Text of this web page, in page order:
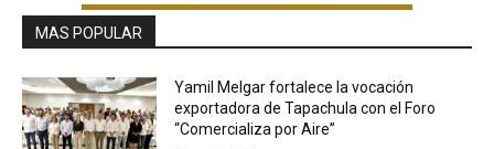
MAS POPULAR
Yamil Melgar fortalece la vocación
exportadora de Tapachula con el Foro
“Comercializa por Aire”